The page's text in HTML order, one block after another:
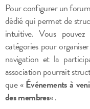
Pour configurer un
dédié qui permet de
intuitive. Vous
catégories pour
navigation et la
association pourrait
que «Événements à
des membres« .